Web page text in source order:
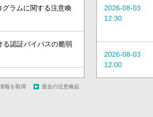
ラムに関する注意喚
認証バイパスの脆弱
報を取得 過去の注意喚起
2026-08-03
12:30
2026-08-03
12:00